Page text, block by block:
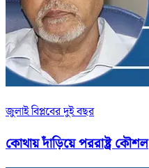
জুলাই বিপ্লবের দুই বছর
কোথায় দাঁড়িয়ে পররাষ্ট্র কৌশল